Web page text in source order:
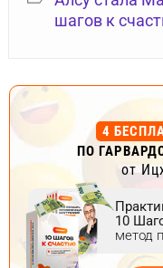
шагов к
4
ПО
от
10
метод